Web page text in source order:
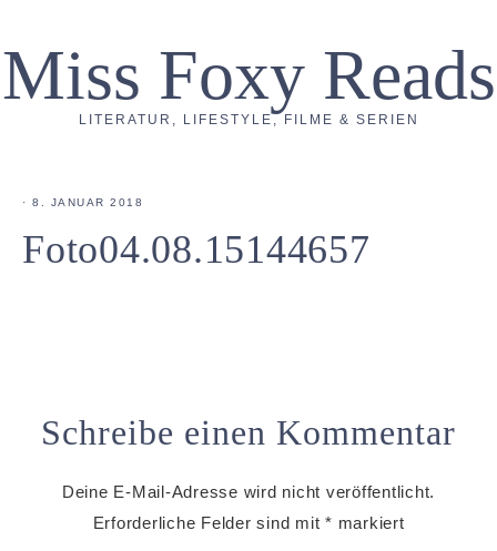
Miss Foxy Reads
LITERATUR, LIFESTYLE, FILME & SERIEN
· 8. JANUAR 2018
Foto04.08.15144657
Schreibe einen Kommentar
Deine E-Mail-Adresse wird nicht veröffentlicht.
Erforderliche Felder sind mit * markiert